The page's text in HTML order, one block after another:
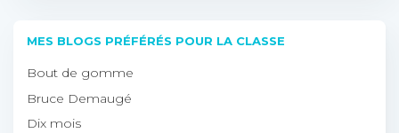
MES BLOGS PRÉFÉRÉS POUR LA CLASSE
Bout de gomme
Bruce Demaugé
Dix mois